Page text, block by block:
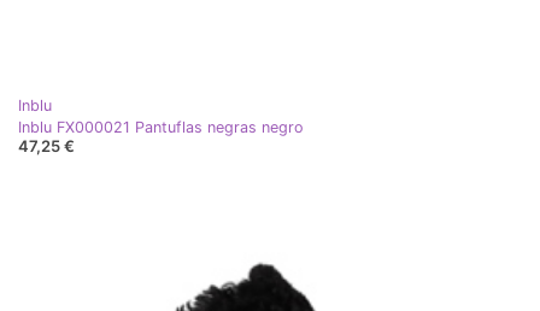
Inblu
Inblu FX000021 Pantuflas negras negro
47,25 €